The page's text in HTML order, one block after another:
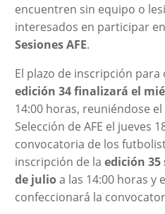
encuentren sin equipo o
interesados en participar
Sesiones AFE.
El plazo de inscripción
edición 34 finalizará el
14:00 horas, reuniéndose
Selección de AFE el jueves
convocatoria de los
inscripción de la edición 35
de julioa las 14:00 horas y
confeccionará la